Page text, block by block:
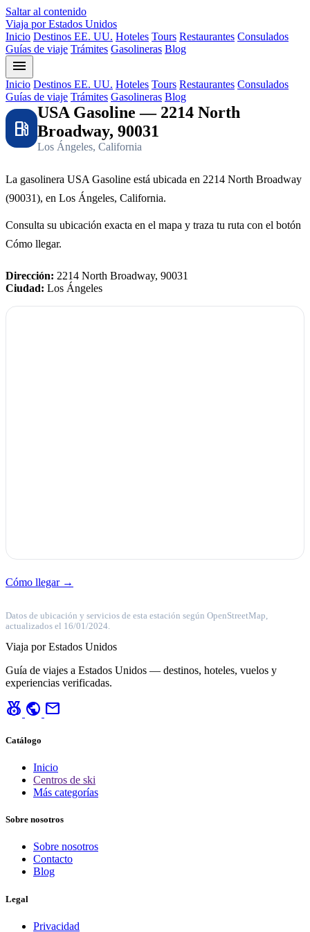
Saltar al contenido
Viaja por Estados Unidos
Inicio Destinos EE. UU. Hoteles Tours Restaurantes Consulados
Guías de viaje Trámites Gasolineras Blog
menu
Inicio Destinos EE. UU. Hoteles Tours Restaurantes Consulados
Guías de viaje Trámites Gasolineras Blog
local_gas_station
USA Gasoline — 2214 North
Broadway, 90031
Los Ángeles, California
La gasolinera USA Gasoline está ubicada en 2214 North Broadway
(90031), en Los Ángeles, California.
Consulta su ubicación exacta en el mapa y traza tu ruta con el botón
Cómo llegar.
Dirección: 2214 North Broadway, 90031
Ciudad: Los Ángeles
Cómo llegar →
Datos de ubicación y servicios de esta estación según OpenStreetMap,
actualizados el 16/01/2024.
Viaja por Estados Unidos
Guía de viajes a Estados Unidos — destinos, hoteles, vuelos y
experiencias verificadas.
social_leaderboard public mail
Catálogo
Inicio
Centros de ski
Más categorías
Sobre nosotros
Sobre nosotros
Contacto
Blog
Legal
Privacidad